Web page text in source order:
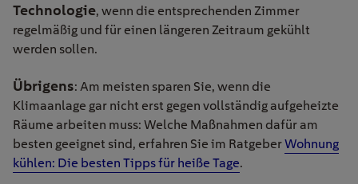
Technologie, wenn die entsprechenden Zimmer
regelmäßig und für einen längeren Zeitraum gekühlt
werden sollen.
Übrigens: Am meisten sparen Sie, wenn die
Klimaanlage gar nicht erst gegen vollständig aufgeheizte
Räume arbeiten muss: Welche Maßnahmen dafür am
besten geeignet sind, erfahren Sie im RatgeberWohnung
kühlen: Die besten Tipps für heiße Tage.